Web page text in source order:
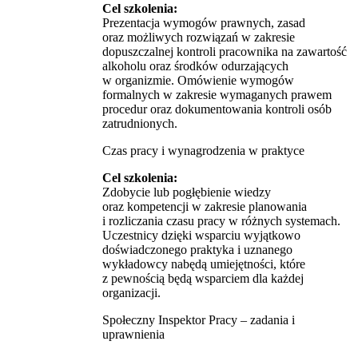
Cel szkolenia:
Prezentacja wymogów prawnych, zasad
oraz możliwych rozwiązań w zakresie
dopuszczalnej kontroli pracownika na zawartość
alkoholu oraz środków odurzających
w organizmie. Omówienie wymogów
formalnych w zakresie wymaganych prawem
procedur oraz dokumentowania kontroli osób
zatrudnionych.
Czas pracy i wynagrodzenia w praktyce
Cel szkolenia:
Zdobycie lub pogłębienie wiedzy
oraz kompetencji w zakresie planowania
i rozliczania czasu pracy w różnych systemach.
Uczestnicy dzięki wsparciu wyjątkowo
doświadczonego praktyka i uznanego
wykładowcy nabędą umiejętności, które
z pewnością będą wsparciem dla każdej
organizacji.
Społeczny Inspektor Pracy – zadania i
uprawnienia